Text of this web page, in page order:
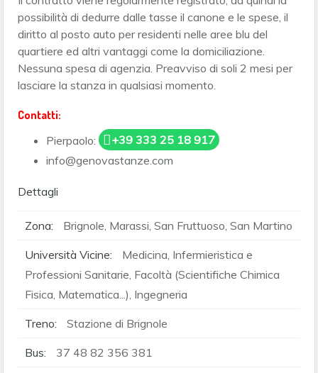
possibilità di dedurre dalle tasse il canone e le spese, il
diritto al posto auto per residenti nelle aree blu del
quartiere ed altri vantaggi come la domiciliazione.
Nessuna spesa di agenzia. Preavviso di soli 2 mesi per
lasciare la stanza in qualsiasi momento.
Contatti:
Pierpaolo:
+39 333 25 18 917
info@genovastanze.com
Dettagli
Zona: Brignole, Marassi, San Fruttuoso, San Martino
Università Vicine:
Medicina, Infermieristica e
Professioni Sanitarie, Facoltà (Scientifiche Chimica
Fisica, Matematica...), Ingegneria
Treno: Stazione di Brignole
Bus: 37 48 82 356 381